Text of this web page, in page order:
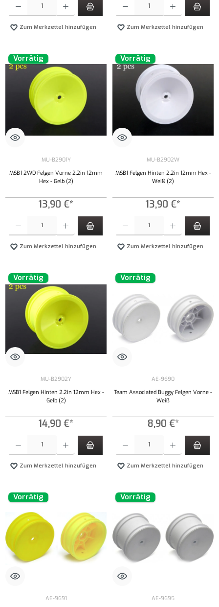
Zum Merkzettel hinzufügen Zum Merkzettel hinzufügen
Vorrätig
MU-B2901Y
MSB1 2WD Felgen Vorne 2.2in 12mm
Hex - Gelb (2)
13,90 €*
Zum Merkzettel hinzufügen
Vorrätig
MU-B2902W
MSB1 Felgen Hinten 2.2in 12mm Hex -
Weiß (2)
13,90 €*
Zum Merkzettel hinzufügen
Vorrätig
MU-B2902Y
MSB1 Felgen Hinten 2.2in 12mm Hex -
Gelb (2)
14,90 €*
Zum Merkzettel hinzufügen
Vorrätig
AE-9690
Team Associated Buggy Felgen Vorne -
Weiß
8,90 €*
Zum Merkzettel hinzufügen
Vorrätig
AE-9691
Vorrätig
AE-9695